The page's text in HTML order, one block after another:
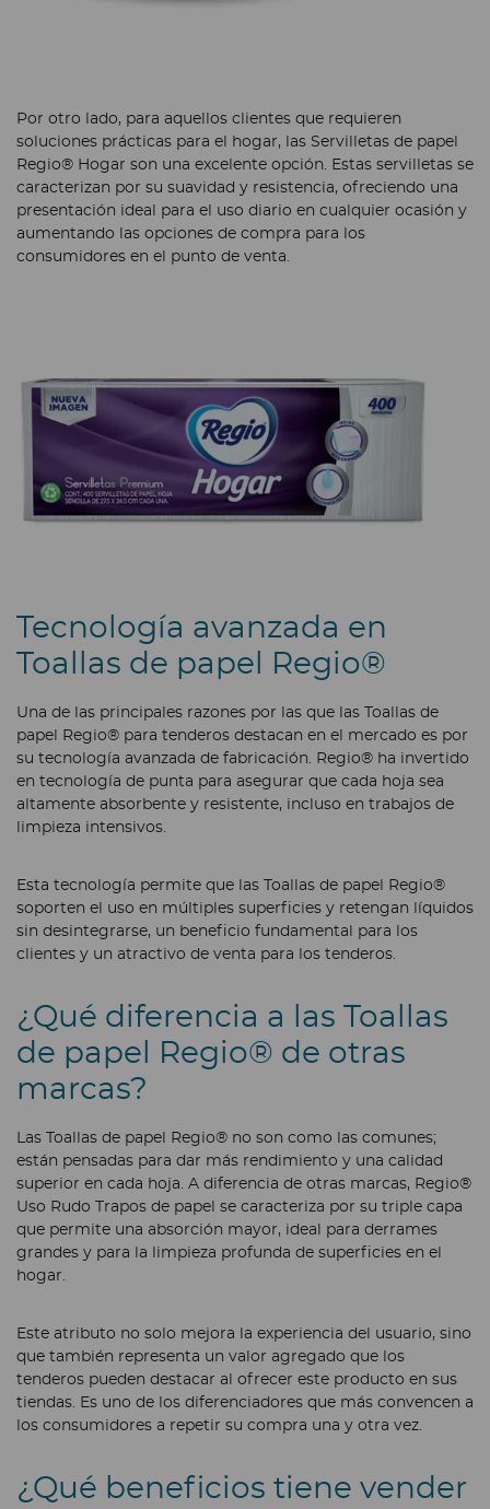
Por otro lado, para aquellos clientes que requieren
soluciones prácticas para el hogar, las Servilletas de papel
Regio® Hogar son una excelente opción. Estas servilletas se
caracterizan por su suavidad y resistencia, ofreciendo una
presentación ideal para el uso diario en cualquier ocasión y
aumentando las opciones de compra para los
consumidores en el punto de venta.
Tecnología avanzada en
Toallas de papel Regio®
Una de las principales razones por las que las Toallas de
papel Regio® para tenderos destacan en el mercado es por
su tecnología avanzada de fabricación. Regio® ha invertido
en tecnología de punta para asegurar que cada hoja sea
altamente absorbente y resistente, incluso en trabajos de
limpieza intensivos.
Esta tecnología permite que las Toallas de papel Regio®
soporten el uso en múltiples superficies y retengan líquidos
sin desintegrarse, un beneficio fundamental para los
clientes y un atractivo de venta para los tenderos.
¿Qué diferencia a las Toallas
de papel Regio® de otras
marcas?
Las Toallas de papel Regio® no son como las comunes;
están pensadas para dar más rendimiento y una calidad
superior en cada hoja. A diferencia de otras marcas, Regio®
Uso Rudo Trapos de papel se caracteriza por su triple capa
que permite una absorción mayor, ideal para derrames
grandes y para la limpieza profunda de superficies en el
hogar.
Este atributo no solo mejora la experiencia del usuario, sino
que también representa un valor agregado que los
tenderos pueden destacar al ofrecer este producto en sus
tiendas. Es uno de los diferenciadores que más convencen a
los consumidores a repetir su compra una y otra vez.
¿Qué beneficios tiene vender